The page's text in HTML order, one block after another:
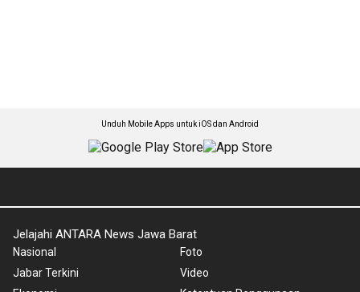
Unduh Mobile Apps untuk iOS dan Android
Jelajahi ANTARA News Jawa Barat
Nasional
Jabar Terkini
Foto
Video